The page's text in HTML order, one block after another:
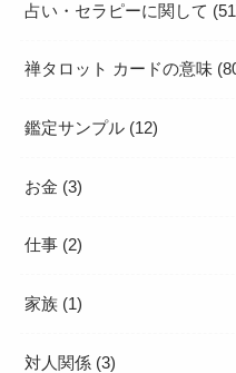
占い・セラピーに関して
禅タロット カードの意味
鑑定サンプル (12)
お金 (3)
仕事 (2)
家族 (1)
対人関係 (3)